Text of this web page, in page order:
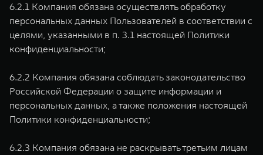
6.2.1 Компания обязана осуществлять обработку
персональных данных Пользователей в соответствии с
целями, указанными в п. 3.1 настоящей Политики
конфиденциальности;
6.2.2 Компания обязана соблюдать законодательство
Российской Федерации о защите информации и
персональных данных, а также положения настоящей
Политики конфиденциальности;
6.2.3 Компания обязана не раскрывать третьим лицам